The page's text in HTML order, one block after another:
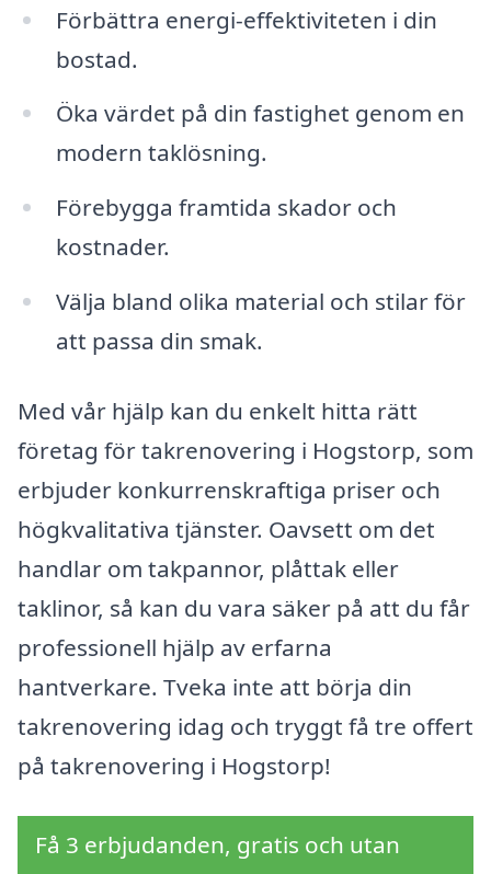
Förbättra energi-effektiviteten i din
bostad.
Öka värdet på din fastighet genom en
modern taklösning.
Förebygga framtida skador och
kostnader.
Välja bland olika material och stilar för
att passa din smak.
Med vår hjälp kan du enkelt hitta rätt
företag för takrenovering i Hogstorp, som
erbjuder konkurrenskraftiga priser och
högkvalitativa tjänster. Oavsett om det
handlar om takpannor, plåttak eller
taklinor, så kan du vara säker på att du får
professionell hjälp av erfarna
hantverkare. Tveka inte att börja din
takrenovering idag och tryggt få tre offert
på takrenovering i Hogstorp!
Få 3 erbjudanden, gratis och utan